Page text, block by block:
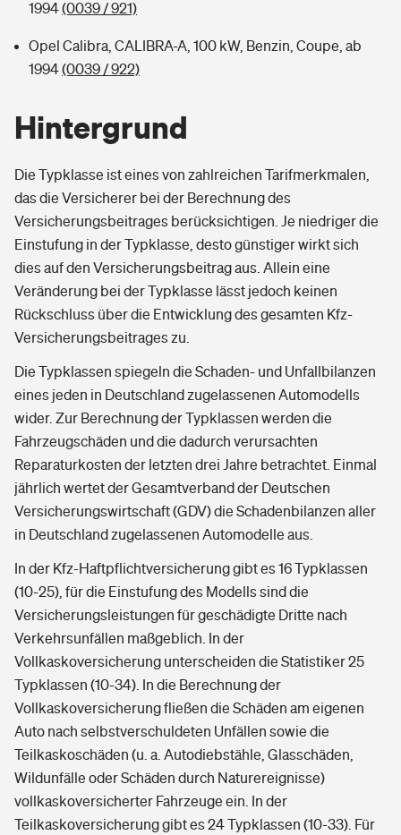
1994(0039 / 921)
Opel Calibra, CALIBRA-A, 100 kW, Benzin, Coupe, ab
1994(0039 / 922)
Hintergrund
Die Typklasse ist eines von zahlreichen Tarifmerkmalen,
das die Versicherer bei der Berechnung des
Versicherungsbeitrages berücksichtigen. Je niedriger die
Einstufung in der Typklasse, desto günstiger wirkt sich
dies auf den Versicherungsbeitrag aus. Allein eine
Veränderung bei der Typklasse lässt jedoch keinen
Rückschluss über die Entwicklung des gesamten Kfz-
Versicherungsbeitrages zu.
Die Typklassen spiegeln die Schaden- und Unfallbilanzen
eines jeden in Deutschland zugelassenen Automodells
wider. Zur Berechnung der Typklassen werden die
Fahrzeugschäden und die dadurch verursachten
Reparaturkosten der letzten drei Jahre betrachtet. Einmal
jährlich wertet der Gesamtverband der Deutschen
Versicherungswirtschaft (GDV) die Schadenbilanzen aller
in Deutschland zugelassenen Automodelle aus.
In der Kfz-Haftpflichtversicherung gibt es 16 Typklassen
(10-25), für die Einstufung des Modells sind die
Versicherungsleistungen für geschädigte Dritte nach
Verkehrsunfällen maßgeblich. In der
Vollkaskoversicherung unterscheiden die Statistiker 25
Typklassen (10-34). In die Berechnung der
Vollkaskoversicherung fließen die Schäden am eigenen
Auto nach selbstverschuldeten Unfällen sowie die
Teilkaskoschäden (u. a. Autodiebstähle, Glasschäden,
Wildunfälle oder Schäden durch Naturereignisse)
vollkaskoversicherter Fahrzeuge ein. In der
Teilkaskoversicherung gibt es 24 Typklassen (10-33). Für